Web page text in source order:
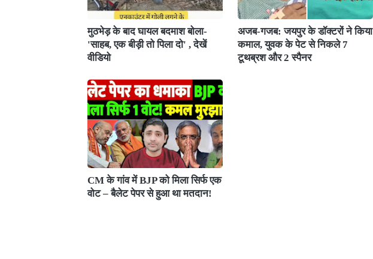
मुठभेड़ के बाद घायल बदमाश बोला-
'साहब, एक बीड़ी तो पिला दो' , देखें
वीडियो
अजब-गजब: जयपुर के डॉक्टरों ने किया
कमाल, युवक के पेट से निकले 7
टूथब्रश और 2 स्पैनर
CM के गांव में BJP को मिला सिर्फ एक
वोट – बैलेट पेपर से हुआ था मतदान!